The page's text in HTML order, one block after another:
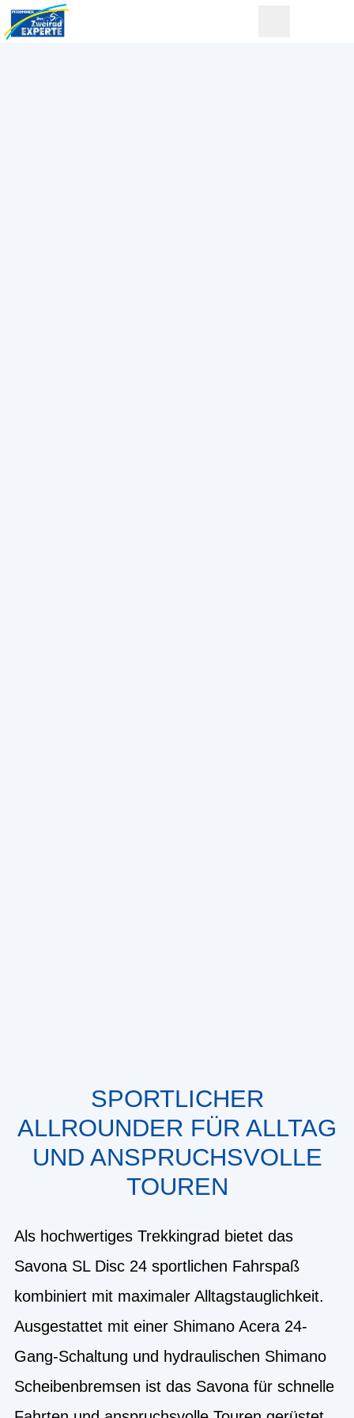
SPORTLICHER
ALLROUNDER FÜR ALLTAG
UND ANSPRUCHSVOLLE
TOUREN
Als hochwertiges Trekkingrad bietet das
Savona SL Disc 24 sportlichen Fahrspaß
kombiniert mit maximaler Alltagstauglichkeit.
Ausgestattet mit einer Shimano Acera 24-
Gang-Schaltung und hydraulischen Shimano
Scheibenbremsen ist das Savona für schnelle